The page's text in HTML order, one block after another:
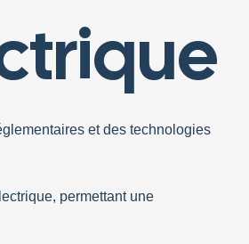
bâtiment !
et des technologies
permettant une